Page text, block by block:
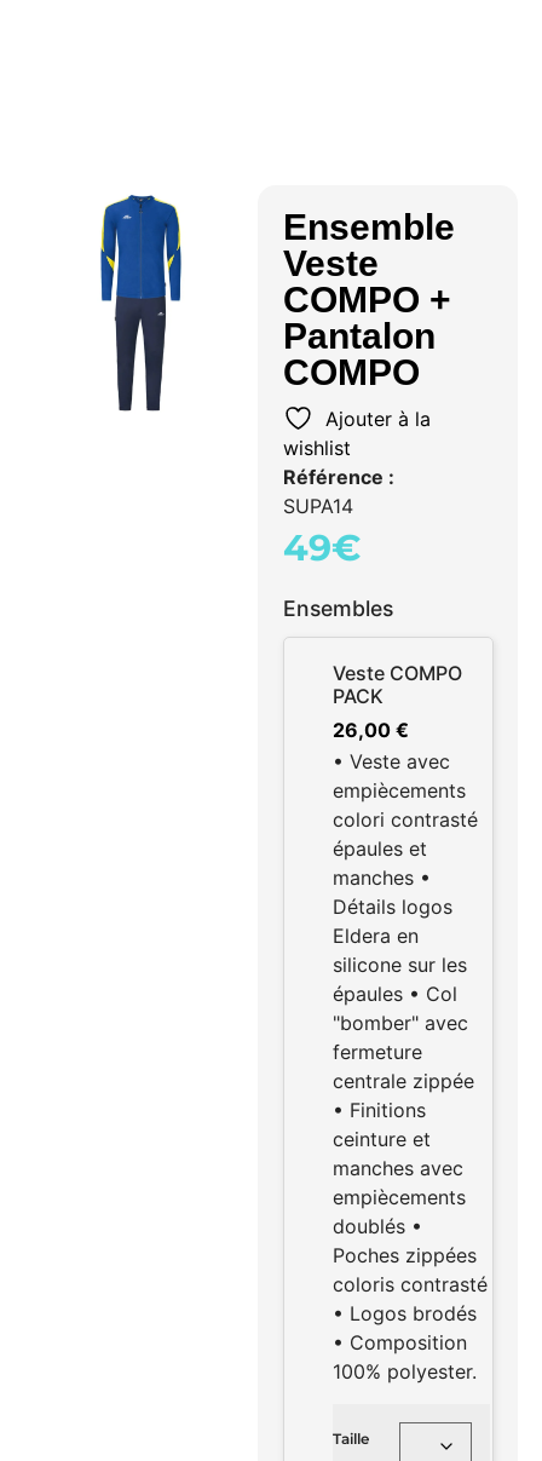
Ensemble
Veste
COMPO +
Pantalon
COMPO
Ajouter à la
wishlist
Référence :
SUPA14
49€
Ensembles
Veste COMPO
PACK
26,00 €
• Veste avec
empiècements
colori contrasté
épaules et
manches •
Détails logos
Eldera en
silicone sur les
épaules • Col
"bomber" avec
fermeture
centrale zippée
• Finitions
ceinture et
manches avec
empiècements
doublés •
Poches zippées
coloris contrasté
• Logos brodés
• Composition
100% polyester.
Taille